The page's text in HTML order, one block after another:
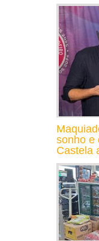
sonho e
Castela